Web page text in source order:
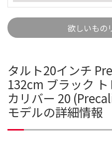
欲しいもの
タルト20インチ
132cm ブラック
カリバー 20
モデルの詳細情報